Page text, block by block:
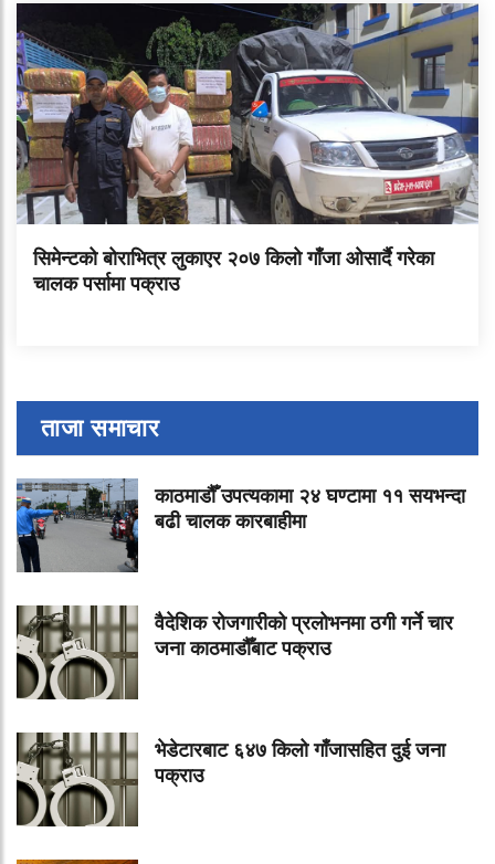
सिमेन्टको बोराभित्र लुकाएर २०७ किलो गाँजा ओसार्दै गरेका
चालक पर्सामा पक्राउ
ताजा समाचार
काठमाडौँ उपत्यकामा २४ घण्टामा ११ सयभन्दा
बढी चालक कारबाहीमा
वैदेशिक रोजगारीको प्रलोभनमा ठगी गर्ने चार
जना काठमाडौँबाट पक्राउ
भेडेटारबाट ६४७ किलो गाँजासहित दुई जना
पक्राउ